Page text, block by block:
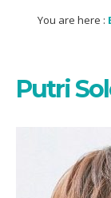
You are here :
Putri